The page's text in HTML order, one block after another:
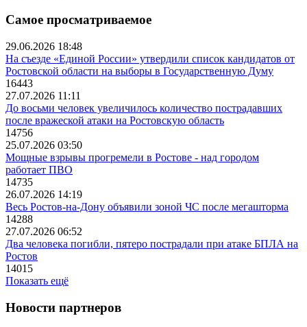
Самое просматриваемое
29.06.2026 18:48
На съезде «Единой России» утвердили список кандидатов от
Ростовской области на выборы в Государственную Думу
16443
27.07.2026 11:11
До восьми человек увеличилось количество пострадавших
после вражеской атаки на Ростовскую область
14756
25.07.2026 03:50
Мощные взрывы прогремели в Ростове - над городом
работает ПВО
14735
26.07.2026 14:19
Весь Ростов-на-Дону объявили зоной ЧС после мегашторма
14288
27.07.2026 06:52
Два человека погибли, пятеро пострадали при атаке БПЛА на
Ростов
14015
Показать ещё
Новости партнеров